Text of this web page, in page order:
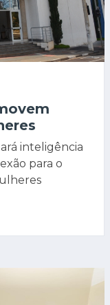
inteligência
para o